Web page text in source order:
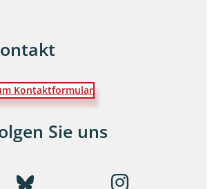
Kontaktformular
Sie uns